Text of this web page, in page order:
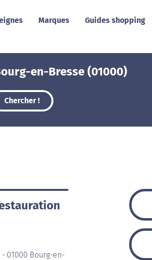
Marques Guides shopping
en-Bresse (01000)
Chercher !
01000 Bourg-en-